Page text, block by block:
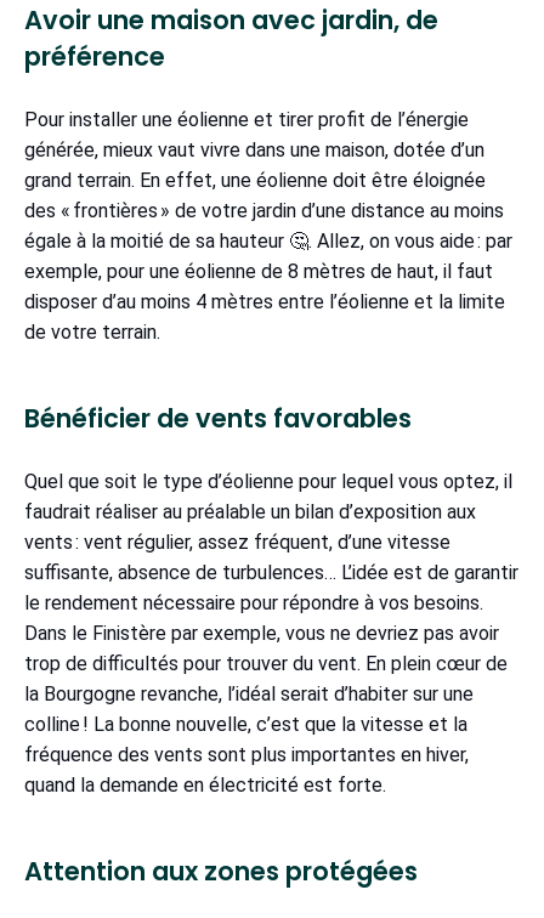
Avoir une maison avec jardin, de
préférence
Pour installer une éolienne et tirer profit de l’énergie
générée, mieux vaut vivre dans une maison, dotée d’un
grand terrain. En effet, une éolienne doit être éloignée
des « frontières » de votre jardin d’une distance au moins
égale à la moitié de sa hauteur 🤔. Allez, on vous aide : par
exemple, pour une éolienne de 8 mètres de haut, il faut
disposer d’au moins 4 mètres entre l’éolienne et la limite
de votre terrain.
Bénéficier de vents favorables
Quel que soit le type d’éolienne pour lequel vous optez, il
faudrait réaliser au préalable un bilan d’exposition aux
vents : vent régulier, assez fréquent, d’une vitesse
suffisante, absence de turbulences… L’idée est de garantir
le rendement nécessaire pour répondre à vos besoins.
Dans le Finistère par exemple, vous ne devriez pas avoir
trop de difficultés pour trouver du vent. En plein cœur de
la Bourgogne revanche, l’idéal serait d’habiter sur une
colline ! La bonne nouvelle, c’est que la vitesse et la
fréquence des vents sont plus importantes en hiver,
quand la demande en électricité est forte.
Attention aux zones protégées